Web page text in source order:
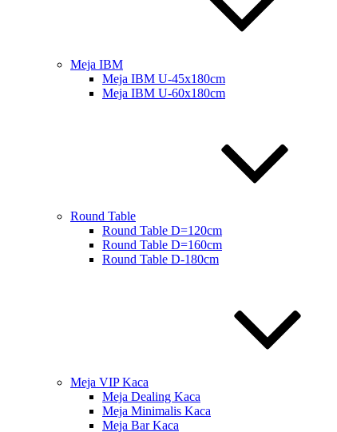
Meja IBM
Meja IBM U-45x180cm
Meja IBM U-60x180cm
Round Table
Round Table D=120cm
Round Table D=160cm
Round Table D-180cm
Meja VIP Kaca
Meja Dealing Kaca
Meja Minimalis Kaca
Meja Bar Kaca